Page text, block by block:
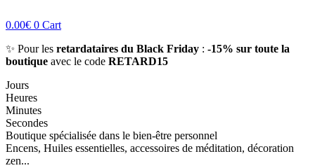
0.00€ 0 Cart
✨ Pour les retardataires du Black Friday : -15% sur toute la
boutique avec le code RETARD15
Jours
Heures
Minutes
Secondes
Boutique spécialisée dans le bien-être personnel
Encens, Huiles essentielles, accessoires de méditation, décoration
zen...